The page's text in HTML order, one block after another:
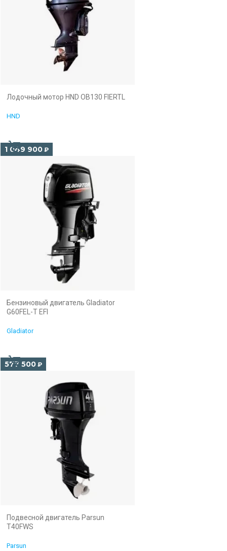
Лодочный мотор HND OB130 FIERTL
HND
1 049 900 ₽
Бензиновый двигатель Gladiator
G60FEL-T EFI
Gladiator
577 500 ₽
Подвесной двигатель Parsun
T40FWS
Parsun